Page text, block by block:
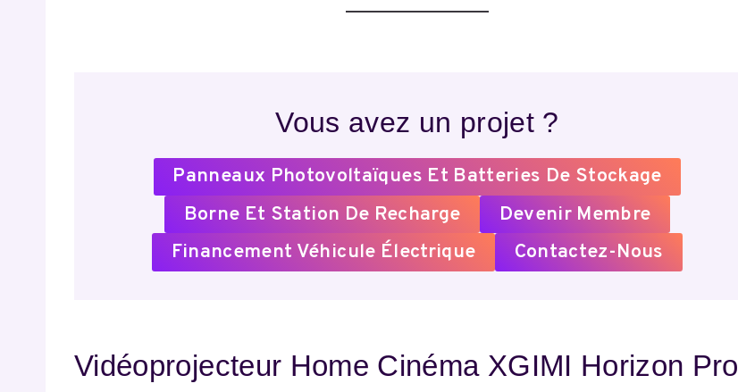
Vous avez un projet ?
Panneaux Photovoltaïques Et Batteries De Stockage
Borne Et Station De Recharge
Devenir Membre
Financement Véhicule Électrique
Contactez-Nous
Vidéoprojecteur Home Cinéma XGIMI Horizon Pro